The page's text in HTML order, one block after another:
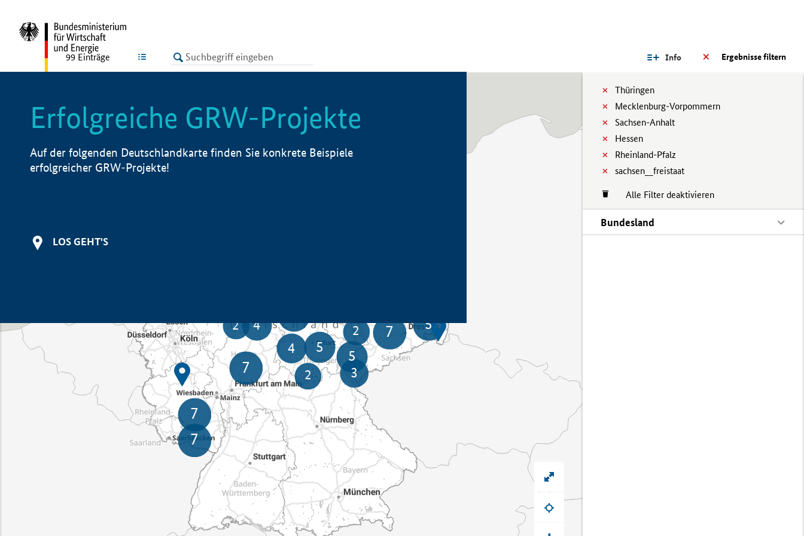
LISTE Ergebnisse filtern
Info
Thüringen
Mecklenburg-Vorpommern
Sachsen-Anhalt
Hessen
Rheinland-Pfalz
sachsen__freistaat
Alle Filter deaktivieren
Bundesland
99 Einträge
Erfolgreiche GRW-Projekte
Auf der folgenden Deutschlandkarte finden Sie konkrete Beispiele
erfolgreicher GRW-Projekte!
LOS GEHT'S